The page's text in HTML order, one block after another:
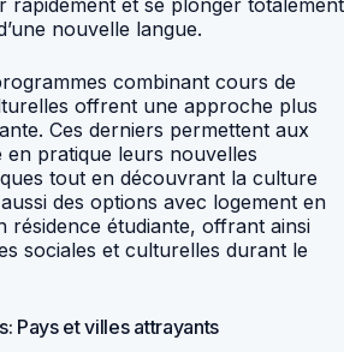
nouvelle langue.
combinant cours de
offrent une approche plus
Ces derniers permettent aux
pratique leurs nouvelles
tout en découvrant la culture
des options avec logement en
résidence étudiante, offrant ainsi
sociales et culturelles durant le
Pays et villes attrayants